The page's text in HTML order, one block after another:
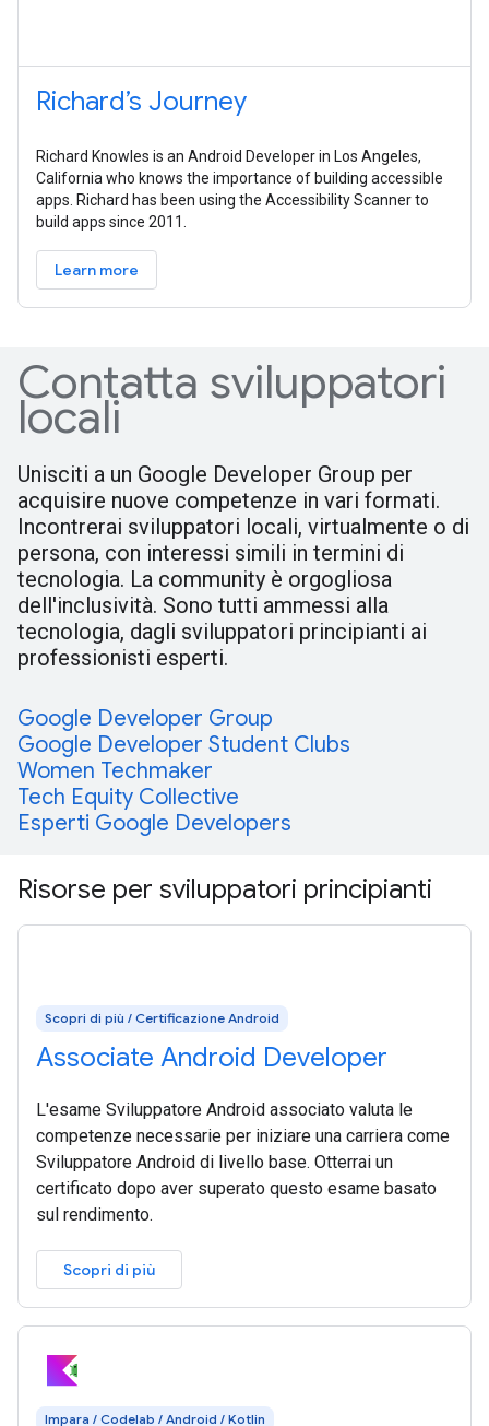
Richard’s Journey
Richard Knowles is an Android Developer in Los Angeles,
California who knows the importance of building accessible
apps. Richard has been using the Accessibility Scanner to
build apps since 2011.
Learn more
Google Developer Group
Google Developer Student Clubs
Women Techmaker
Tech Equity Collective
Esperti Google Developers
Contatta sviluppatori
locali
Unisciti a un Google Developer Group per
acquisire nuove competenze in vari formati.
Incontrerai sviluppatori locali, virtualmente o di
persona, con interessi simili in termini di
tecnologia. La community è orgogliosa
dell'inclusività. Sono tutti ammessi alla
tecnologia, dagli sviluppatori principianti ai
professionisti esperti.
Risorse per sviluppatori principianti
Scopri di più / Certificazione Android
Associate Android Developer
L'esame Sviluppatore Android associato valuta le
competenze necessarie per iniziare una carriera come
Sviluppatore Android di livello base. Otterrai un
certificato dopo aver superato questo esame basato
sul rendimento.
Scopri di più
Impara / Codelab / Android / Kotlin